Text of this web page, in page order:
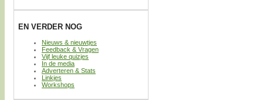
EN VERDER NOG
Nieuws & nieuwtjes
Feedback & Vragen
Vijf leuke quizjes
In de media
Adverteren & Stats
Linkjes
Workshops